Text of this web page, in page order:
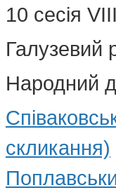
10 сесія
Галузевий
Народний
скликання)